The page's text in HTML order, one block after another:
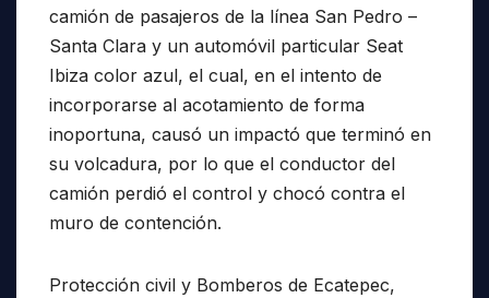
camión de pasajeros de la línea San Pedro –
Santa Clara y un automóvil particular Seat
Ibiza color azul, el cual, en el intento de
incorporarse al acotamiento de forma
inoportuna, causó un impactó que terminó en
su volcadura, por lo que el conductor del
camión perdió el control y chocó contra el
muro de contención.
Protección civil y Bomberos de Ecatepec,